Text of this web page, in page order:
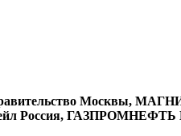
Москвы,
Россия,